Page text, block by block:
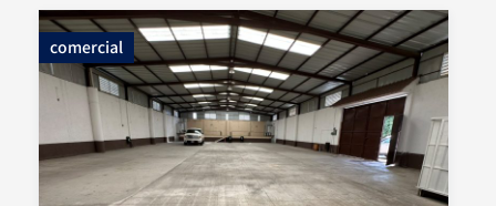
comercial